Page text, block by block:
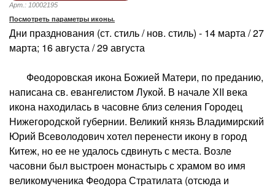
Арт.: 10002195
Посмотреть параметры иконы.
Дни празднования (ст. стиль / нов. стиль) - 14 марта / 27
марта; 16 августа / 29 августа
Феодоровская икона Божией Матери, по преданию,
написана св. евангелистом Лукой. В начале ХII века
икона находилась в часовне близ селения Городец
Нижегородской губернии. Великий князь Владимирский
Юрий Всеволодович хотел перенести икону в город
Китеж, но ее не удалось сдвинуть с места. Возле
часовни был выстроен монастырь с храмом во имя
великомученика Феодора Стратилата (отсюда и